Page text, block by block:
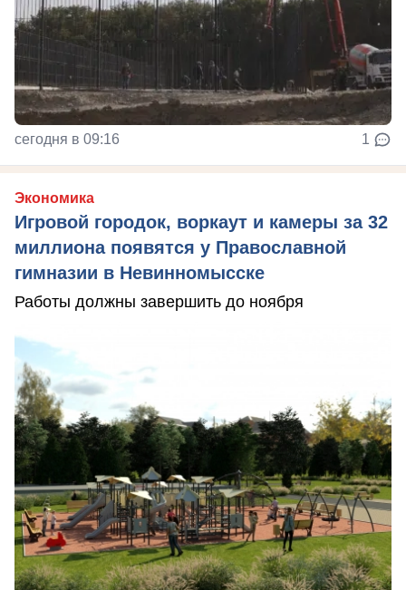
сегодня в 09:16 1
Экономика
Игровой городок, воркаут и камеры за 32
миллиона появятся у Православной
гимназии в Невинномысске
Работы должны завершить до ноября